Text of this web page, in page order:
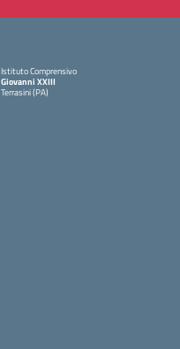
Istituto Comprensivo
Giovanni XXIII
Terrasini (PA)